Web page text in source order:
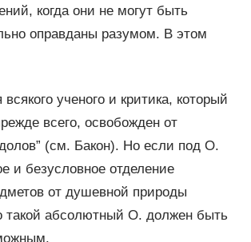
когда они не могут быть
оправданы разумом. В этом
ученого и критика, который
всего, освобожден от
(см. Бакон). Но если под О.
и безусловное отделение
от душевной природы
такой абсолютный О. должен быть